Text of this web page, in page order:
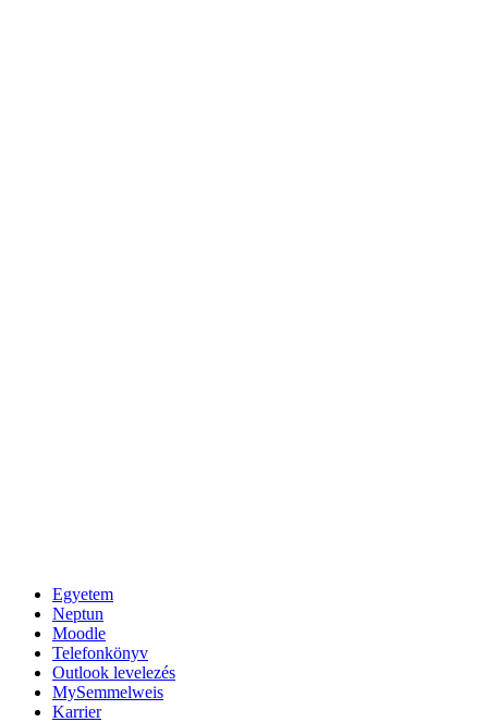
Egyetem
Neptun
Moodle
Telefonkönyv
Outlook levelezés
MySemmelweis
Karrier